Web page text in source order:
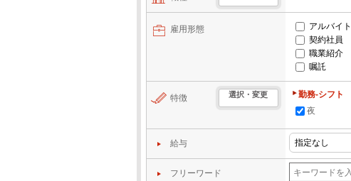
雇用形態 アルバイト
契約社員
職業紹介
嘱託
特徴 選択・変更
勤務-シフト
夜
給与
フリーワード